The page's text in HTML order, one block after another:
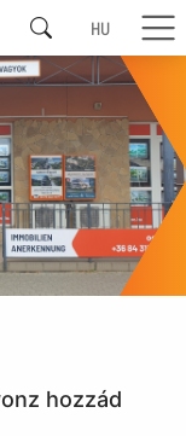
HU
hozzád